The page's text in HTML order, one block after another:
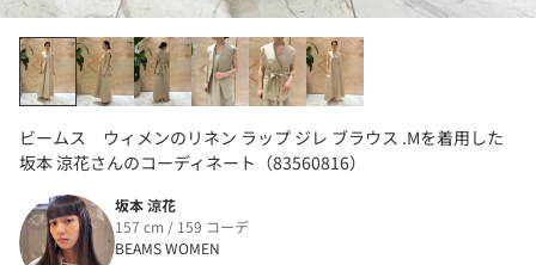
ビームス ウィメンのリネン ラップ ジレ ブラウス .Mを着用した
坂本 涼花さんのコーディネート（83560816）
坂本 涼花
157 cm / 159 コーデ
BEAMS WOMEN